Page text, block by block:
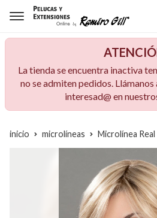
La tienda se encuentra inactiva
no se admiten pedidos.
interesad@ en
inicio microlíneas Microlínea Real